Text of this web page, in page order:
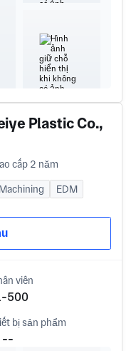
Plastic Co.,
cấp 2 năm
Machining
EDM
viên
500
bị sản phẩm
--